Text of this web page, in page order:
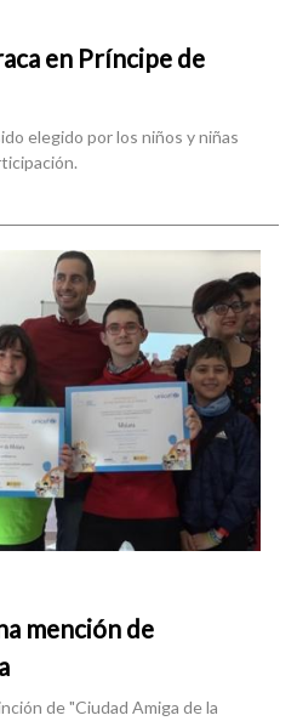
en Príncipe de
elegido por los niños y niñas
mención de
de "Ciudad Amiga de la